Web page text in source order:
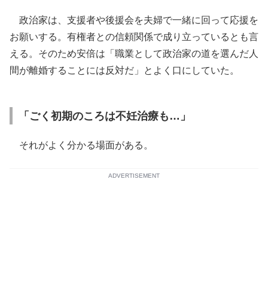
政治家は、支援者や後援会を夫婦で一緒に回って応援を
お願いする。有権者との信頼関係で成り立っているとも言
える。そのため安倍は「職業として政治家の道を選んだ人
間が離婚することには反対だ」とよく口にしていた。
「ごく初期のころは不妊治療も…」
それがよく分かる場面がある。
ADVERTISEMENT